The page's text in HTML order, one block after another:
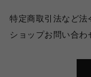
特定商取引法など法
ショップお問い合わ